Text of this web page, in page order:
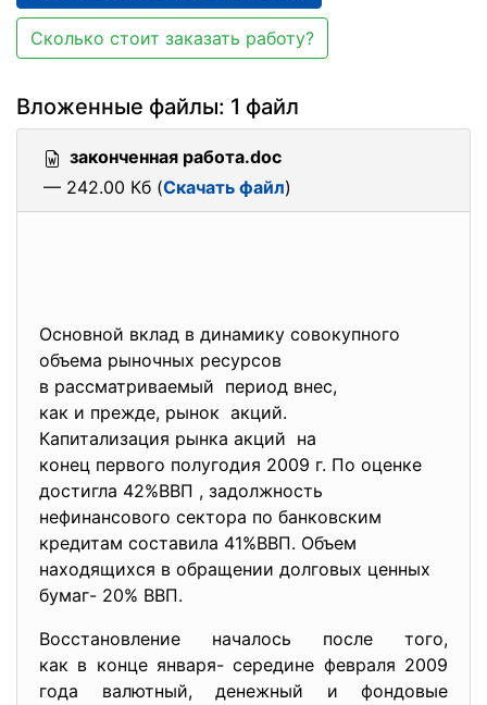
Сколько стоит заказать работу?
Вложенные файлы: 1 файл
законченная работа.doc
— 242.00 Кб (Скачать файл)
Основной вклад в динамику совокупного
объема рыночных ресурсов
в рассматриваемый период внес,
как и прежде, рынок акций.
Капитализация рынка акций на
конец первого полугодия 2009 г. По оценке
достигла 42%ВВП , задолжность
нефинансового сектора по банковским
кредитам составила 41%ВВП. Объем
находящихся в обращении долговых ценных
бумаг- 20% ВВП.
Восстановление началось после того,
как в конце января- середине февраля 2009
года валютный, денежный и фондовые